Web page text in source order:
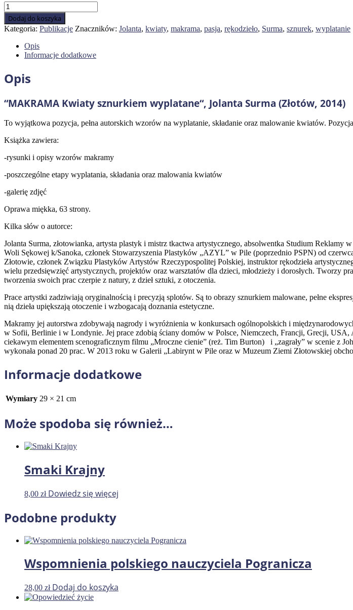
ilość
Makrama
-
kwiaty
sznurkiem
wyplatane
Dodaj do koszyka
Kategoria: Publikacje Znaczników: Jolanta, kwiaty, makrama, pasja, rękodzieło, Surma, sznurek, wyplatanie
Opis
Informacje dodatkowe
Opis
“MAKRAMA Kwiaty sznurkiem wyplatane“, Jolanta Surma (Złotów, 2014)
To wyjątkowa pozycja, pełna autorskich wzorów na wyplatanie, składanie oraz malowanie kwiatów.
Książka zawiera:
-rysunki i opisy wzorów makramy
-poszczególne etapy wyplatania, składania oraz malowania kwiatów
-galerię zdjęć
Oprawa miękka, 63 strony.
Kilka słów o autorce:
Jolanta Surma, złotowianka, artysta plastyk i mistrz tkactwa artystycznego, absolwentka Studium Reklamy
Woli Sękowej k/Sanoka, członek Stowarzyszenia Plastyków „AZYL” w Pile (poprzednio PSPN) od
Złotowie, członek Związku Plastyków Artystów Rzeczypospolitej Polskiej, instruktor rękodzieła
wielu przedsięwzięć artystycznych, projektów oraz warsztatów dla dzieci, młodzieży i dorosłych. Tworzy
tworzenia swoich prac czerpie z natury, z dzieł sztuki, z otoczenia.
Prace artystki zadziwiają oryginalnością i precyzją splotów. Są to obrazy sznurkiem malowane, pełne
nią dzieła upiększają otoczenie i wzbogacają doznania estetyczne.
Makramy jej autorstwa zdobywają nagrody i wyróżnienia w konkursach ogólnopolskich i
w Sofii, Berlinie i w Londynie. Jej prace zdobią ściany domów w Polsce, Niemczech, Francji, Grecji, USA,
ciekawym elementem scenograficznym filmu „Mroczne cienie” (reż. Tim Burton) i „zagrały” w scenie z
wykonała ponad 20 prac. W 2013 roku w Galerii „Labirynt w Pile oraz w Muzeum Ziemi Złotowskiej
Informacje dodatkowe
Wymiary 29 × 21 cm
Może spodoba się również…
Smaki Krajny
8,00 zł Dowiedz się więcej
Podobne produkty
Wspomnienia polskiego nauczyciela Pogranicza
28,00 zł Dodaj do koszyka